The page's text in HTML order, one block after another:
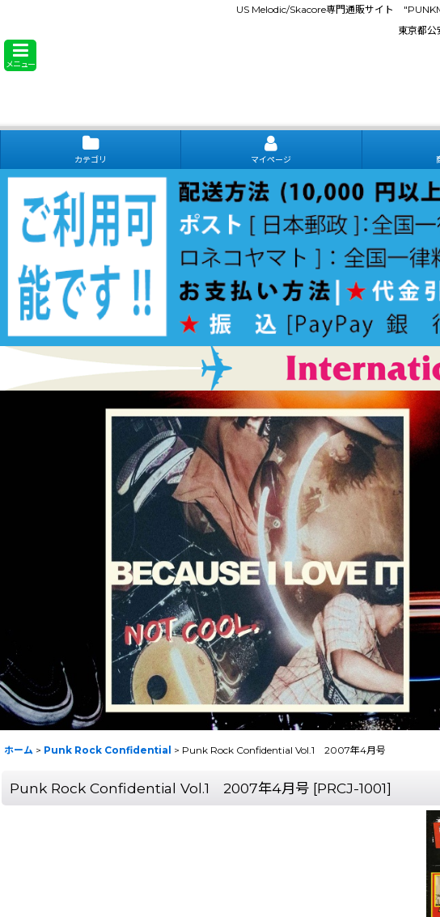
US Melodic/Skacore専門通販サイト
東京都
メニュー
カテゴリ マイページ
ホーム > Punk Rock Confidential > Punk Rock Confidential Vol.1 2007年4月号
Punk Rock Confidential Vol.1 2007年4月号 [PRCJ-1001]